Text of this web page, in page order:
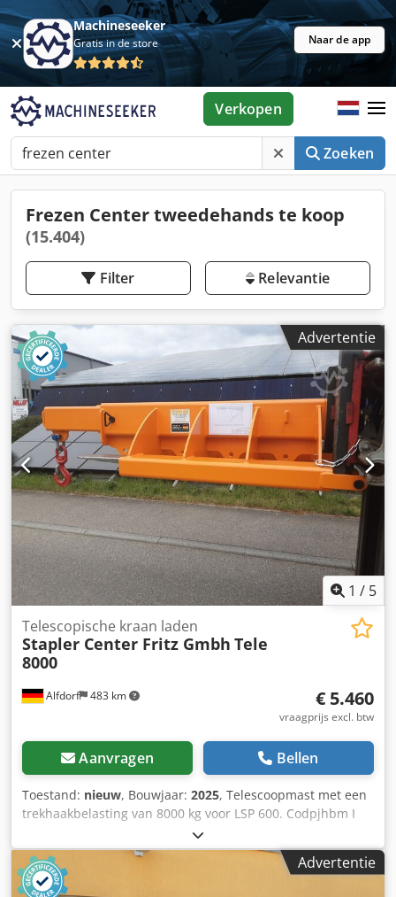
Machineseeker
Gratis in de store Naar de app
Zoeken
Verkopen
Frezen Center tweedehands te koop
(15.404)
Filter Relevantie
Advertentie
1 / 5
Alfdorf 483 km
Telescopische kraan laden
Stapler Center Fritz Gmbh Tele
8000
€ 5.460
vraagprijs excl. btw
Aanvragen Bellen
Toestand: nieuw, Bouwjaar: 2025, Telescoopmast met een
trekhaakbelasting van 8000 kg voor LSP 600. Codpjhbm I
Tsfx Alwerf Verstelbaar via een gaatjeslijst en via de
telescoopbuis. Lastdiagram op de kraan. Bevestiging via
een vorkheftruckvork met afmetingen tot 185 x 80 mm.
Geverfd in RAL 2002.
Advertentie